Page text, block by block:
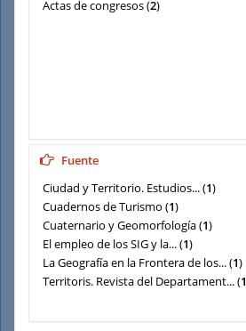
Actas de congresos(2)
Fuente
Ciudad y Territorio. Estudios...(1)
Cuadernos de Turismo (1)
Cuaternario y Geomorfología(1)
El empleo de los SIG y la...(1)
La Geografía en la Frontera de los...(1)
Territoris. Revista del Departament...(1